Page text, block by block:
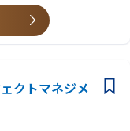
クトマネジメ